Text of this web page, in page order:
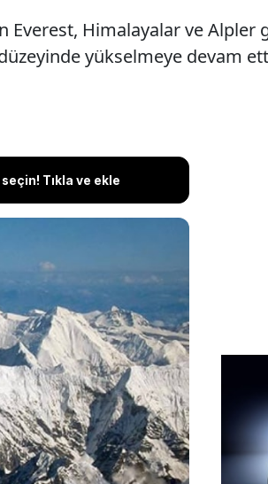
Himalayalar ve Alpler
yükselmeye devam
Tıkla ve ekle
yer alan Everest,
yer
yıl milimetre düzeyinde